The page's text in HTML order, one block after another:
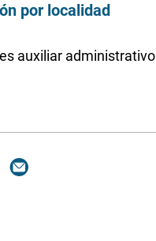
por localidad
auxiliar administrativo